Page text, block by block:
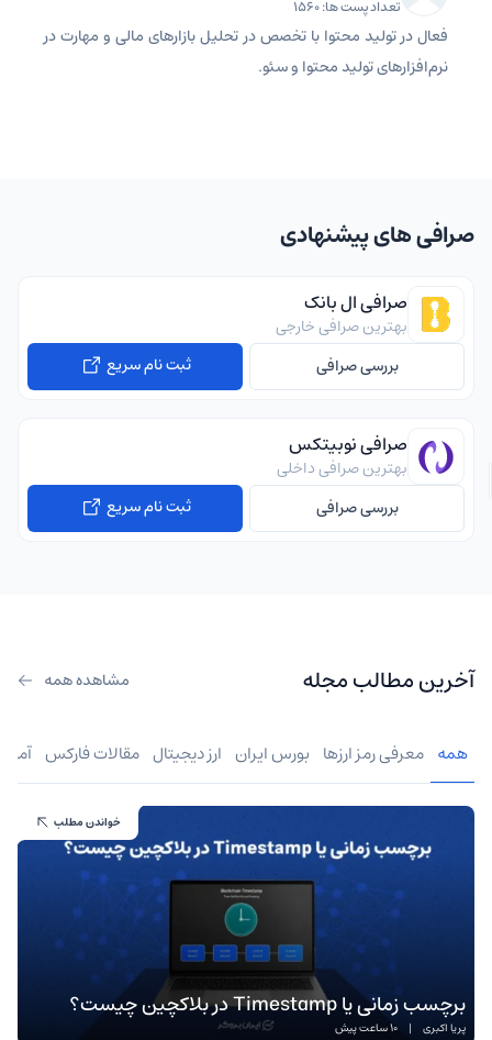
تعداد پست ها: 1560
فعال در تولید محتوا با تخصص در تحلیل بازارهای مالی و مهارت در
نرم‌افزارهای تولید محتوا و سئو.
صرافی های پیشنهادی
صرافی ال بانک
بهترین صرافی خارجی
بررسی صرافی
ثبت نام سریع
صرافی نوبیتکس
بهترین صرافی داخلی
بررسی صرافی
ثبت نام سریع
آخرین مطالب مجله مشاهده همه
همه معرفی رمز ارزها بورس ایران ارز دیجیتال مقالات فارکس
برچسب زمانی یا Timestamp در بلاکچین چیست؟
پریا اکبری | 10 ساعت پیش
خواندن مطلب